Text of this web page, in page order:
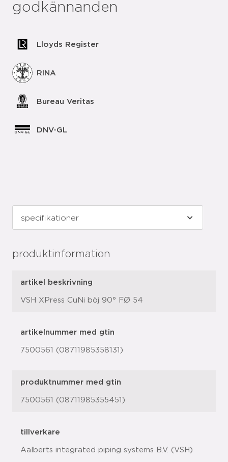
godkännanden
Lloyds Register
RINA
Bureau Veritas
DNV-GL
produktinformation
artikel beskrivning
VSH XPress CuNi böj 90° FØ 54
artikelnummer med gtin
7500561 (08711985358131)
produktnummer med gtin
7500561 (08711985355451)
tillverkare
Aalberts integrated piping systems B.V. (VSH)